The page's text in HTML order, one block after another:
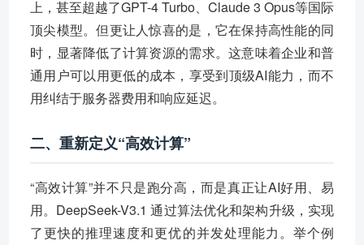
上，甚至超越了GPT-4 Turbo、Claude 3 Opus等国际
顶尖模型。但更让人惊喜的是，它在保持高性能的同
时，显著降低了计算资源的需求。这意味着企业和普
通用户可以用更低的成本，享受到顶级AI能力，而不
用纠结于服务器费用和响应延迟。
二、重新定义“高效计算”
“高效计算”并不只是跑分高，而是真正让AI好用、易
用。DeepSeek-V3.1 通过算法优化和架构升级，实现
了更快的推理速度和更优的并发处理能力。举个例